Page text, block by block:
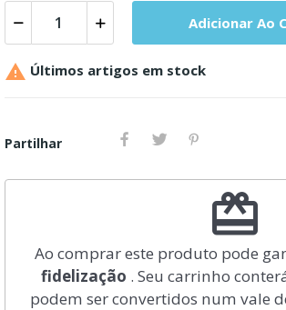
Adicionar Ao
 Últimos artigos em stock
Partilhar
redeem
Ao comprar este produto pode
fidelização . Seu carrinho
podem ser convertidos num vale